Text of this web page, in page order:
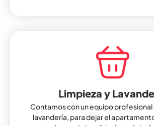
Limpieza y
Contamos con un equipo profesional
lavandería, para dejar el